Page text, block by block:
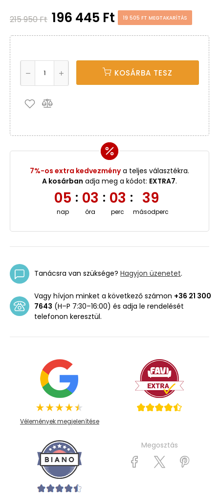
215 950 Ft 196 445 Ft 19 505 FT MEGTAKARÍTÁS
KOSÁRBA TESZ
7%-os extra kedvezménya teljes választékra.
A kosárban adja meg a kódot: EXTRA7.
05
nap
: 03
óra
: 03
perc
: 39
másodperc
Tanácsra van szüksége? Hagyjon üzenetet.
Vagy hívjon minket a következő számon +36 21 300
7643 (H–P 7:30–16:00) és adja le rendelését
telefonon keresztül.
Vélemények megjelenítése
Megosztás